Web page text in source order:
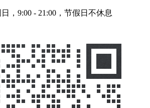
，9:00 - 21:00，节假日不休息